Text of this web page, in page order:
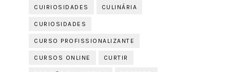
CUIRIOSIDADES CULINÁRIA
CURIOSIDADES
CURSO PROFISSIONALIZANTE
CURSOS ONLINE CURTIR